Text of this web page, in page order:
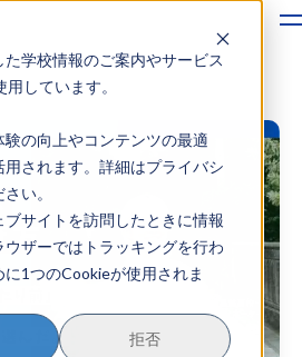
学校情報のご案内やサービス
しています。
の向上やコンテンツの最適
されます。詳細はプライバシ
い。
サイトを訪問したときに情報
ザーではトラッキングを行わ
1つのCookieが使用されま
拒否
すすめかた
は